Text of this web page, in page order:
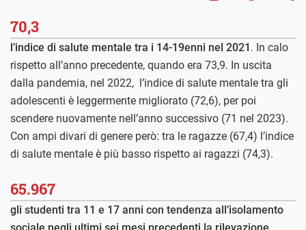
70,3
l’indice di salute mentale tra i 14-19enni nel 2021 . In calo
rispetto all’anno precedente, quando era 73,9. In uscita
dalla pandemia, nel 2022, l’indice di salute mentale tra gli
adolescenti è leggermente migliorato (72,6), per poi
scendere nuovamente nell’anno successivo (71 nel 2023).
Con ampi divari di genere però: tra le ragazze (67,4) l’indice
di salute mentale è più basso rispetto ai ragazzi (74,3).
65.967
gli studenti tra 11 e 17 anni con tendenza all’isolamento